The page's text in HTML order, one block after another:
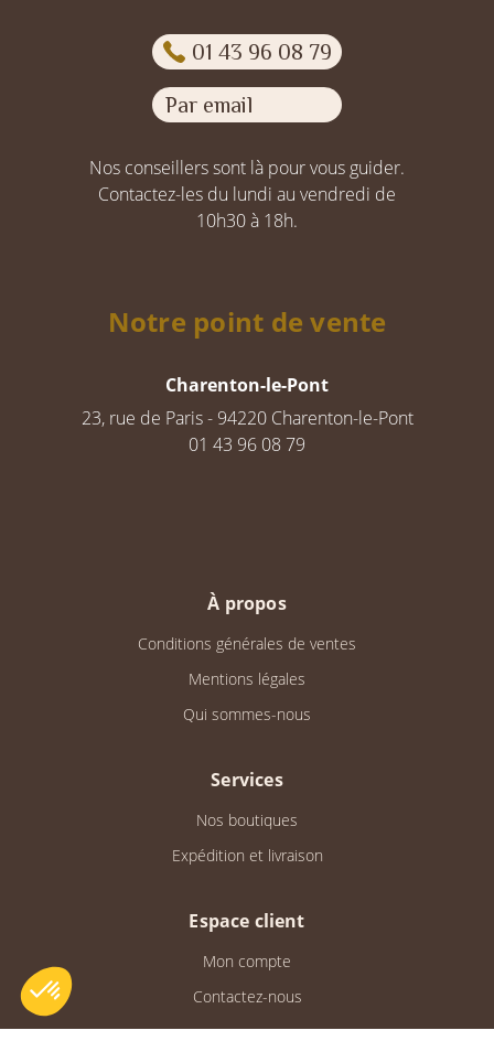
01 43 96 08 79
Par email
Nos conseillers sont là pour vous guider.
Contactez-les du lundi au vendredi de
10h30 à 18h.
Notre point de vente
Charenton-le-Pont
23, rue de Paris - 94220 Charenton-le-Pont
01 43 96 08 79
À propos
Conditions générales de ventes
Mentions légales
Qui sommes-nous
Services
Nos boutiques
Expédition et livraison
Espace client
Mon compte
Contactez-nous